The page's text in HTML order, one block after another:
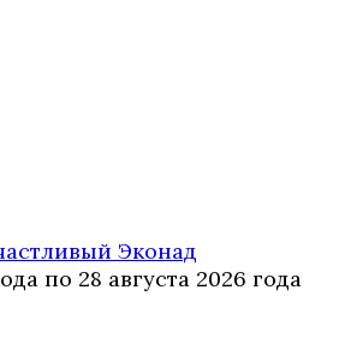
Эконад
по 28 августа 2026 года